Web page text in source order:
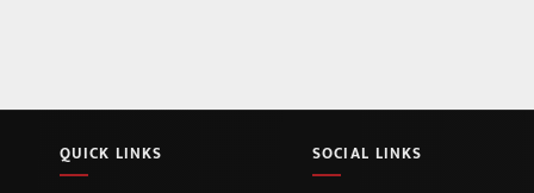
QUICK LINKS SOCIAL LINKS